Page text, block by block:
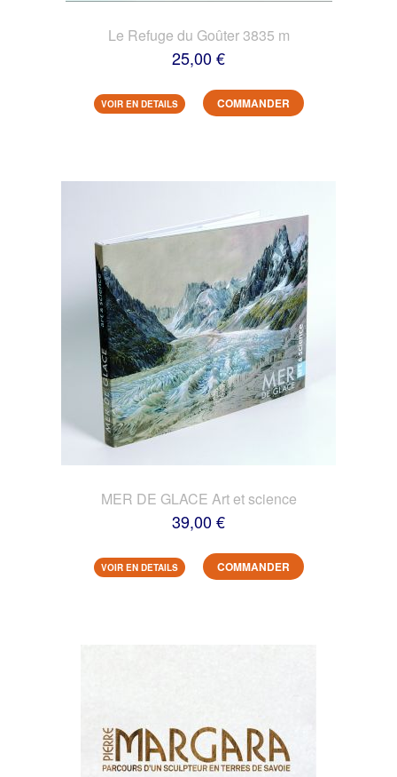
Le Refuge du Goûter 3835 m
25,00 €
VOIR EN DETAILS COMMANDER
MER DE GLACE Art et science
39,00 €
VOIR EN DETAILS COMMANDER